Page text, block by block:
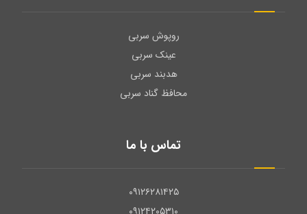
روپوش سربی
عینک سربی
هدبند سربی
محافظ گناد سربی
تماس با ما
۰۹۱۲۶۲۸۱۴۲۵